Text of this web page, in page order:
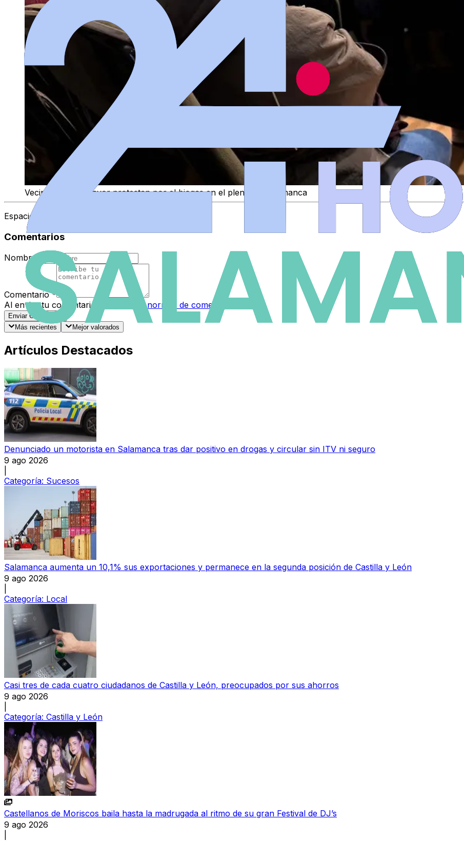
Vecinos de Villamayor protestan por el biogas en el pleno de Salamanca
Espacio Patrocinado
Comentarios
Nombre
Comentario *
Al enviar tu comentario, aceptas las
normas de comentarios
Enviar Comentario
Más recientes
Mejor valorados
Artículos Destacados
Denunciado un motorista en Salamanca tras dar positivo en drogas y circular sin ITV ni seguro
9 ago 2026
Categoría: Sucesos
Salamanca aumenta un 10,1% sus exportaciones y permanece en la segunda posición de Castilla y León
9 ago 2026
Categoría: Local
Casi tres de cada cuatro ciudadanos de Castilla y León, preocupados por sus ahorros
9 ago 2026
Categoría: Castilla y León
Castellanos de Moriscos baila hasta la madrugada al ritmo de su gran Festival de DJ’s
9 ago 2026